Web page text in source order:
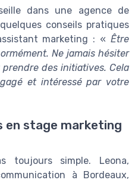
dans une agence de
conseils pratiques
marketing : « Être
Ne jamais hésiter
des initiatives. Cela
et intéressé par votre
en stage marketing
toujours simple. Leona,
à Bordeaux,